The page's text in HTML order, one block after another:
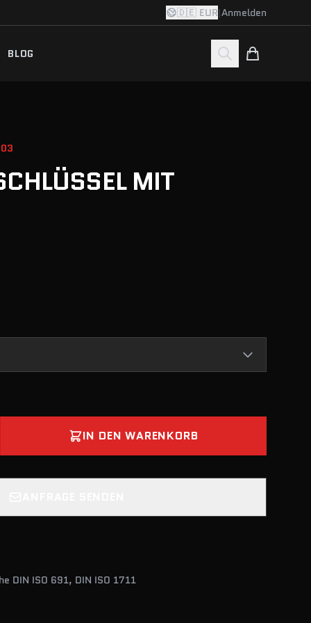
🇩🇪 EUR|Anmelden
BLOG
MIT
IN DEN WARENKORB
DIN ISO 691, DIN ISO 1711